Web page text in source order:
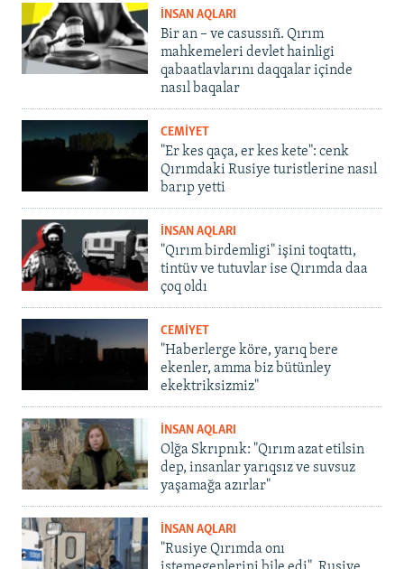
İNSAN AQLARI
Bir an – ve casussıñ. Qırım
mahkemeleri devlet hainligi
qabaatlavlarını daqqalar içinde
nasıl baqalar
CEMİYET
"Er kes qaça, er kes kete": cenk
Qırımdaki Rusiye turistlerine nasıl
barıp yetti
İNSAN AQLARI
"Qırım birdemligi" işini toqtattı,
tintüv ve tutuvlar ise Qırımda daa
çoq oldı
CEMİYET
"Haberlerge köre, yarıq bere
ekenler, amma biz bütünley
ekektriksizmiz"
İNSAN AQLARI
Olğa Skrıpnık: "Qırım azat etilsin
dep, insanlar yarıqsız ve suvsuz
yaşamağa azırlar"
İNSAN AQLARI
"Rusiye Qırımda onı